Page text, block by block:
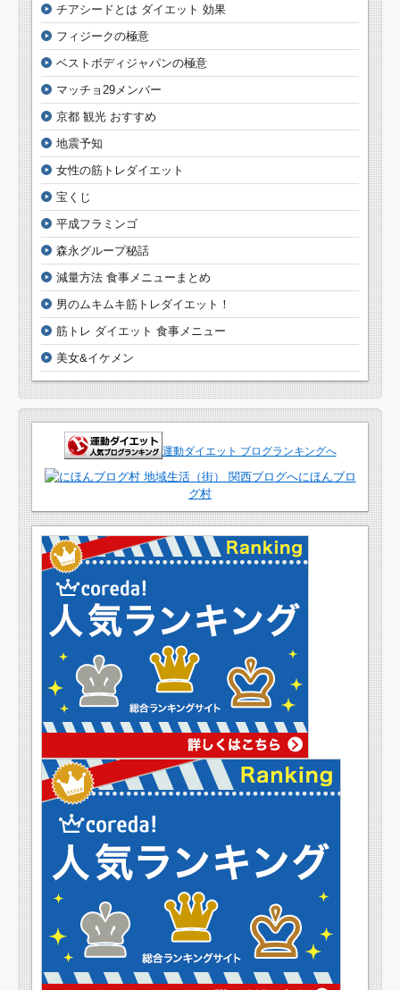
チアシードとは ダイエット 効果
フィジークの極意
ベストボディジャパンの極意
マッチョ29メンバー
京都 観光 おすすめ
地震予知
女性の筋トレダイエット
宝くじ
平成フラミンゴ
森永グループ秘話
減量方法 食事メニューまとめ
男のムキムキ筋トレダイエット！
筋トレ ダイエット 食事メニュー
美女&イケメン
運動ダイエット ブログランキングへ
にほんブロ
グ村